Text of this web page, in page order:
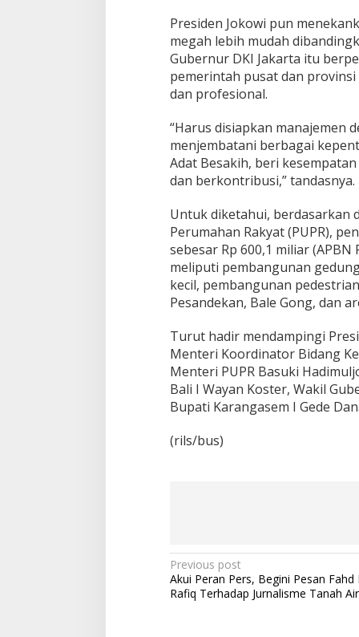
i
a
J
a
g
!
Presiden Jokowi pun
megah lebih mudah
Gubernur DKI Jakarta itu
pemerintah pusat dan
dan profesional.
“Harus disiapkan manajemen
menjembatani berbagai
Adat Besakih, beri
dan berkontribusi,” tandasnya.
Untuk diketahui, berdasarkan
Perumahan Rakyat (PUPR),
sebesar Rp 600,1 miliar (APBN
meliputi pembangunan
kecil, pembangunan
Pesandekan, Bale Gong, dan
Turut hadir mendampingi
Menteri Koordinator Bidang
Menteri PUPR Basuki
Bali I Wayan Koster, Wakil
Bupati Karangasem I Gede
(rils/bus)
P
o
Previous post
Akui Peran Pers, Begini Pesan Fahd
Rafiq Terhadap Jurnalisme Tanah Air